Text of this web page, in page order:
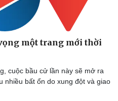
một trang mới thời
cuộc bầu cử lần này sẽ mở ra
nhiều bất ổn do xung đột và giao